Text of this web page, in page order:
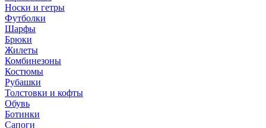
Носки и гетры
Футболки
Шарфы
Брюки
Жилеты
Комбинезоны
Костюмы
Рубашки
Толстовки и кофты
Обувь
Ботинки
Сапоги